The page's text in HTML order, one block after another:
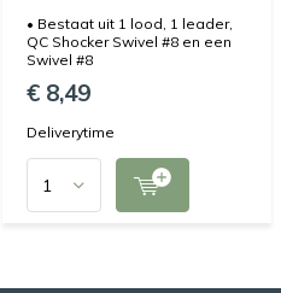
• Bestaat uit 1 lood, 1 leader,
QC Shocker Swivel #8 en een
Swivel #8
€ 8,49
Deliverytime